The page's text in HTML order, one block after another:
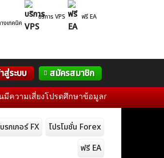
งเทคนิค
บริการ VPS ฟรี EA
สู่ระบบ สมัครสมาชิก
WelTrade กิจกรรม
ฟอรั่ม
ามเสี่ยงโปรดศึกษาข้อมูลก่อนการตัดสินใจลงทุ
รกเกอร์ FX
โปรโมชั่น Forex
ฟรี EA